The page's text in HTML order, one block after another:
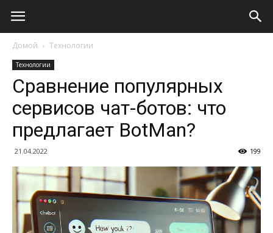
Домой Технологии
Технологии
Сравнение популярных
сервисов чат-ботов: что
предлагает BotMan?
21.04.2022 199